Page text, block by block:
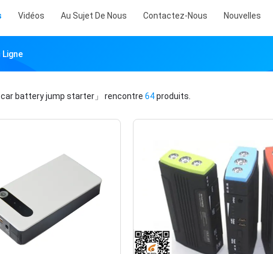
Vidéos Au Sujet De Nous Contactez-Nous Nouvelles
car battery jump starter」 rencontre 64produits.